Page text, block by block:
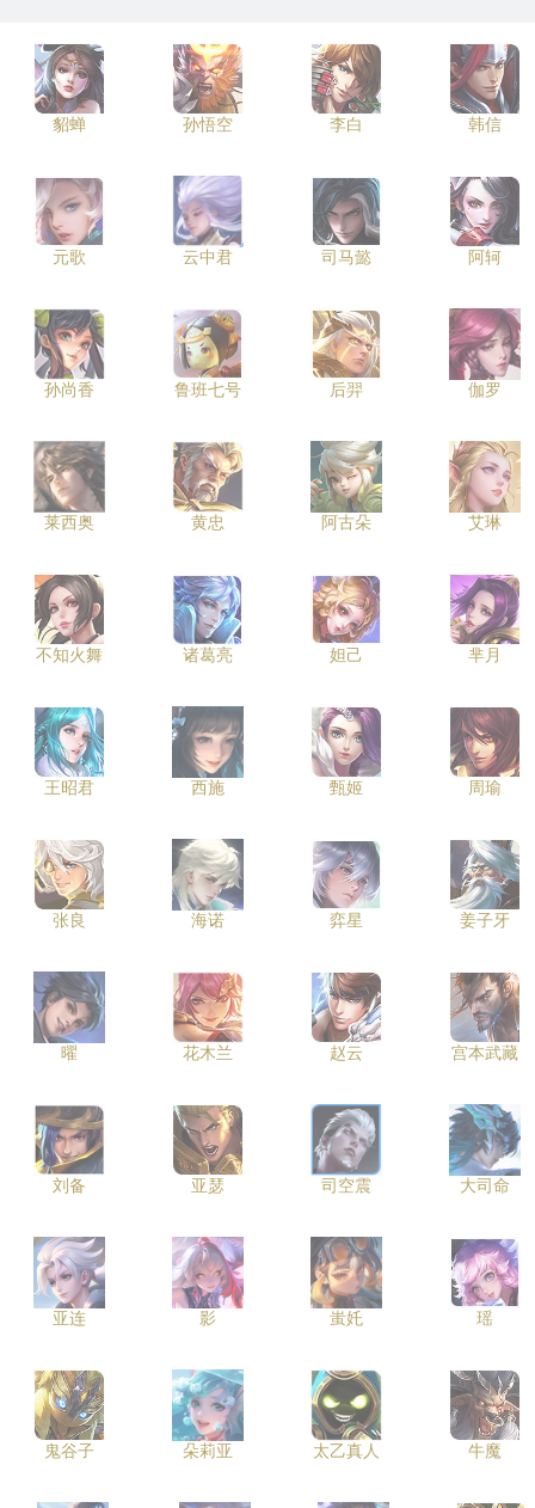
貂蝉 孙悟空 李白 韩信
元歌 云中君 司马懿 阿轲
孙尚香 鲁班七号 后羿 伽罗
莱西奥 黄忠 阿古朵 艾琳
不知火舞 诸葛亮 妲己 芈月
王昭君 西施 甄姬 周瑜
张良 海诺 弈星 姜子牙
曜 花木兰 赵云 宫本武藏
刘备 亚瑟 司空震 大司命
亚连 影 蚩奼 瑶
鬼谷子 朵莉亚 太乙真人 牛魔